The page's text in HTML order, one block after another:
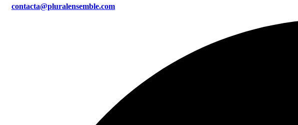
contacta@pluralensemble.com